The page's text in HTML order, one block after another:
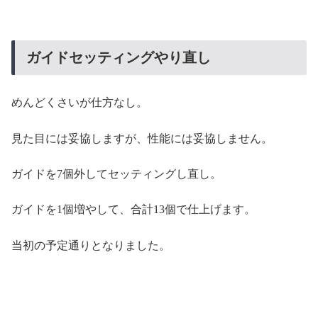
ガイドセッティングやり直し
めんどくさいが仕方なし。
見た目には妥協しますが、性能には妥協しません。
ガイドを7個外してセッティングし直し。
ガイドを1個増やして、合計13個で仕上げます。
当初の予定通りとなりました。